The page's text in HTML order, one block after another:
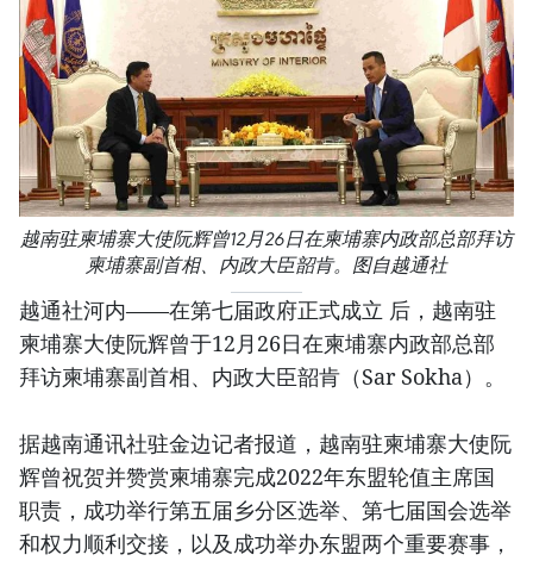
越南驻柬埔寨大使阮辉曾12月26日在柬埔寨内政部总部拜访
柬埔寨副首相、内政大臣韶肯。图自越通社
越通社河内——在第七届政府正式成立 后，越南驻
柬埔寨大使阮辉曾于12月26日在柬埔寨内政部总部
拜访柬埔寨副首相、内政大臣韶肯（Sar Sokha）。
据越南通讯社驻金边记者报道，越南驻柬埔寨大使阮
辉曾祝贺并赞赏柬埔寨完成2022年东盟轮值主席国
职责，成功举行第五届乡分区选举、第七届国会选举
和权力顺利交接，以及成功举办东盟两个重要赛事，